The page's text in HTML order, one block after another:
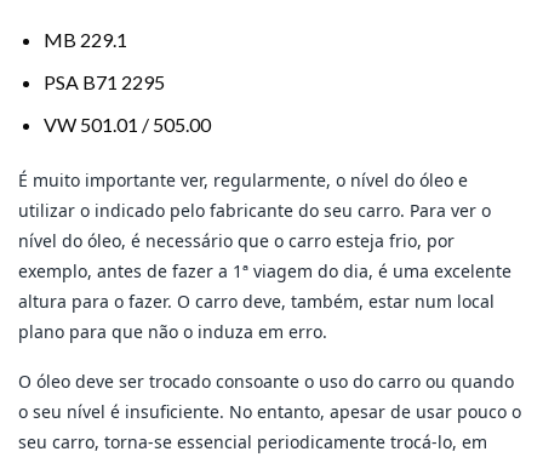
MB 229.1
PSA B71 2295
VW 501.01 / 505.00
É muito importante ver, regularmente, o nível do óleo e
utilizar o indicado pelo fabricante do seu carro. Para ver o
nível do óleo, é necessário que o carro esteja frio, por
exemplo, antes de fazer a 1ª viagem do dia, é uma excelente
altura para o fazer. O carro deve, também, estar num local
plano para que não o induza em erro.
O óleo deve ser trocado consoante o uso do carro ou quando
o seu nível é insuficiente. No entanto, apesar de usar pouco o
seu carro, torna-se essencial periodicamente trocá-lo, em